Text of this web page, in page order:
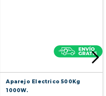
Aparejo Electrico 500Kg
1000W.